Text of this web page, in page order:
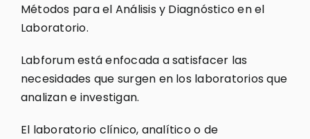
Métodos para el Análisis y Diagnóstico en el
Laboratorio.
Labforum está enfocada a satisfacer las
necesidades que surgen en los laboratorios que
analizan e investigan.
El laboratorio clínico, analítico o de